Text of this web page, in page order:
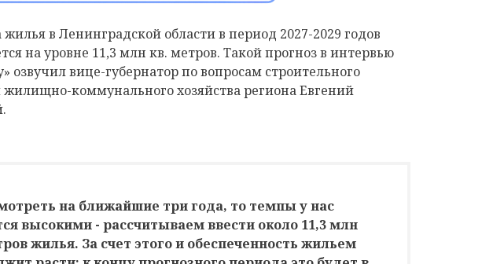
в Ленинградской области в период 2027-2029 годов
на уровне 11,3 млн кв. метров. Такой прогноз в интервью
озвучил вице-губернатор по вопросам строительного
коммунального хозяйства региона Евгений
на ближайшие три года, то темпы у нас
высокими - рассчитываем ввести около 11,3 млн
жилья. За счет этого и обеспеченность жильем